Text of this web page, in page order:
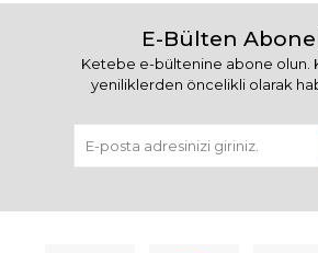
E-Bülten
Ketebe e-bültenine abone olun.
yeniliklerden öncelikli olarak